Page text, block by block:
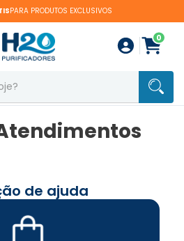
PARA PRODUTOS EXCLUSIVOS
0
de ajuda